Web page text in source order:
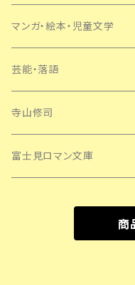
マンガ・絵本・児童文学
芸能・落語
寺山修司
富士見ロマン文庫
商